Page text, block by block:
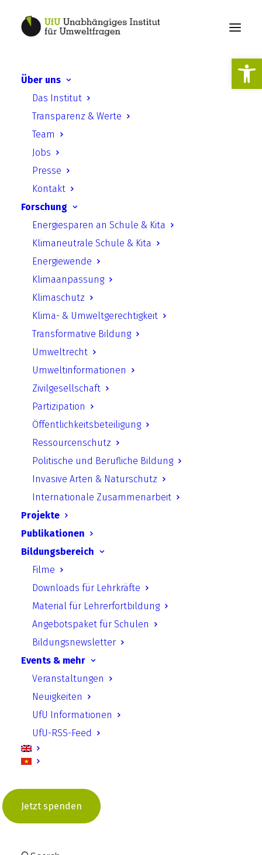
Über uns
Das Institut
Transparenz & Werte
Team
Jobs
Presse
Kontakt
Forschung
Energiesparen an Schule & Kita
Klimaneutrale Schule & Kita
Energiewende
Klimaanpassung
Klimaschutz
Klima- & Umweltgerechtigkeit
Transformative Bildung
Umweltrecht
Umweltinformationen
Zivilgesellschaft
Partizipation
Öffentlichkeitsbeteiligung
Ressourcenschutz
Politische und Berufliche Bildung
Invasive Arten & Naturschutz
Internationale Zusammenarbeit
Projekte
Publikationen
Bildungsbereich
Filme
Downloads für Lehrkräfte
Material für Lehrerfortbildung
Angebotspaket für Schulen
Bildungsnewsletter
Events & mehr
Veranstaltungen
Neuigkeiten
UfU Informationen
UfU-RSS-Feed
Jetzt spenden
Publikationen
Suche
UfU Presse
Pressemitteilungen
UfU Stellungnahmen
UfU-Informationen
UfU-Lehrmaterial
UfU-Lehrmaterial für Sek 1 & Sek 2
UfU-Angebote für Schulen
UfU-Lehrmaterial für Kita
UfU-Lehrmaterial für Grundschule
UfU-Lehrmaterial für außerschulische
Bildung
UfU-Lehrmaterial für Lehrerbildung
Material für Praxisplaner
Andere Publikationen
Paper
Jahresberichte
Podcast
Beiträge aus den Themenfeldern
Klimaschutz
Invasive Arten & Naturschutz
Energiesparen an Schulen
Energiewende
Klima- und Umweltgerechtigkeit